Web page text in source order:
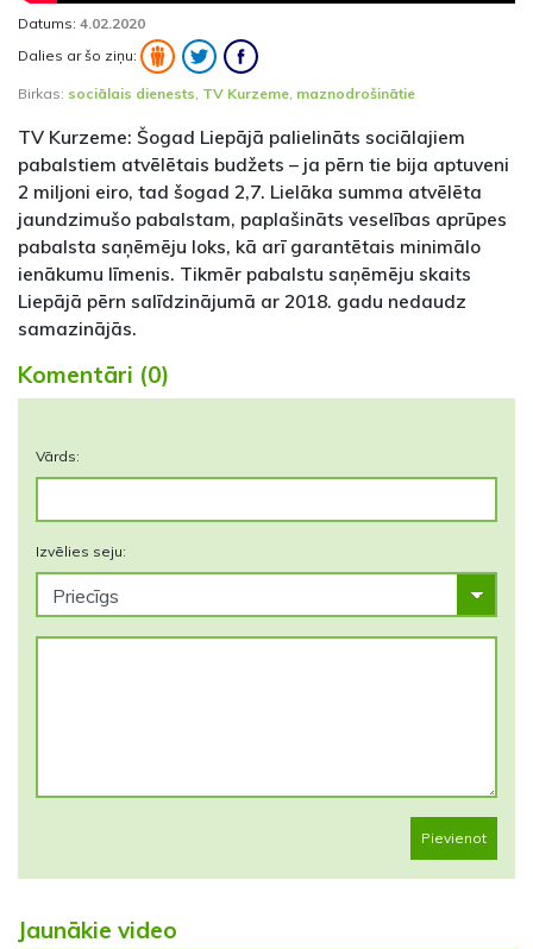
Datums: 4.02.2020
Dalies ar šo ziņu:
Birkas: sociālais dienests TV Kurzeme maznodrošinātie
TV Kurzeme: Šogad Liepājā palielināts sociālajiem
pabalstiem atvēlētais budžets – ja pērn tie bija aptuveni
2 miljoni eiro, tad šogad 2,7. Lielāka summa atvēlēta
jaundzimušo pabalstam, paplašināts veselības aprūpes
pabalsta saņēmēju loks, kā arī garantētais minimālo
ienākumu līmenis. Tikmēr pabalstu saņēmēju skaits
Liepājā pērn salīdzinājumā ar 2018. gadu nedaudz
samazinājās.
Komentāri (0)
Vārds:
Izvēlies seju:
Pievienot
Jaunākie video